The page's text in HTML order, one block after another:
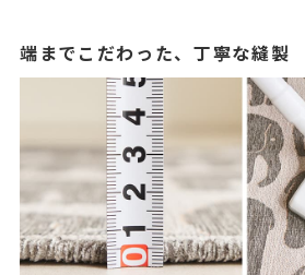
端までこだわった、丁寧な縫製